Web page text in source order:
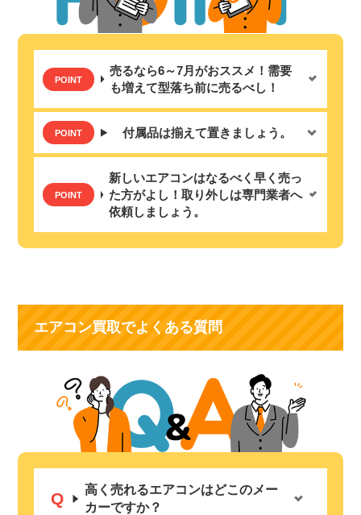
売るなら6～7月がおススメ！需要
も増えて型落ち前に売るべし！
付属品は揃えて置きましょう。
新しいエアコンはなるべく早く売っ
た方がよし！取り外しは専門業者へ
依頼しましょう。
エアコン買取でよくある質問
高く売れるエアコンはどこのメー
カーですか？